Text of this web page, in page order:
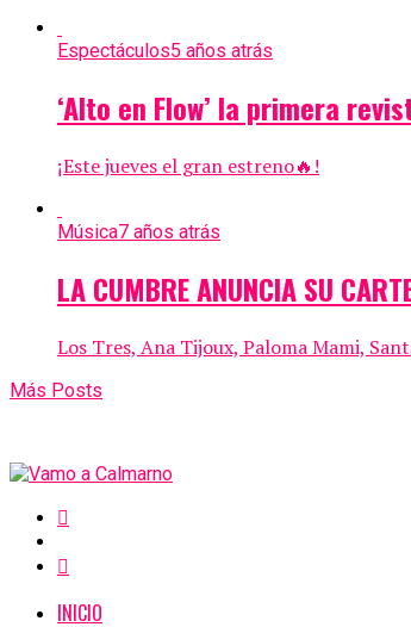
Espectáculos5 años atrás
‘Alto en Flow’ la primera
¡Este jueves el gran estreno🔥!
Música7 años atrás
LA CUMBRE ANUNCIA SU
Los Tres, Ana Tijoux, Paloma Mami,
Más Posts
INICIO